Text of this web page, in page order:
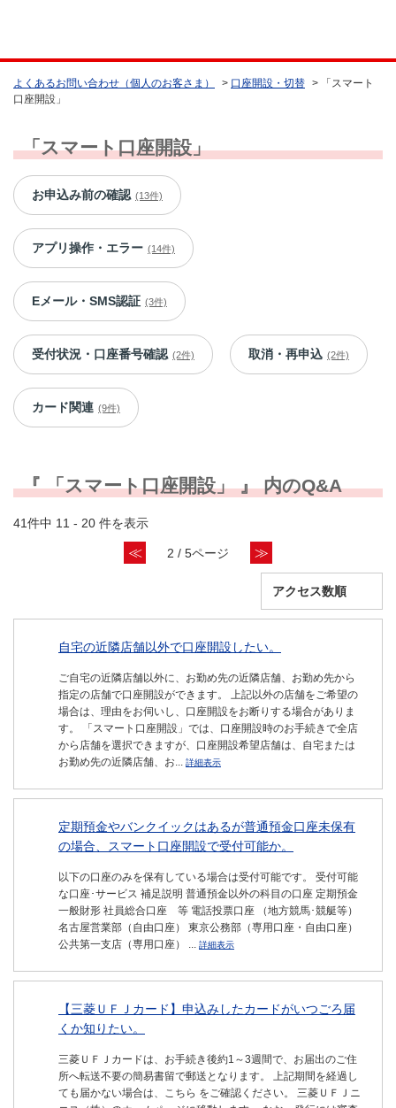
よくあるお問い合わせ（個人のお客さま） > 口座開設・切替 >
「スマート
口座開設」
「スマート口座開設」
お申込み前の確認 (13件)
アプリ操作・エラー (14件)
Eメール・SMS認証 (3件)
受付状況・口座番号確認 (2件) 取消・再申込 (2件)
カード関連 (9件)
『 「スマート口座開設」 』 内のQ&A
41件中 11 - 20 件を表示
≪ 2 / 5ページ ≫
自宅の近隣店舗以外で口座開設したい。
ご自宅の近隣店舗以外に、お勤め先の近隣店舗、お勤め先から
指定の店舗で口座開設ができます。 上記以外の店舗をご希望の
場合は、理由をお伺いし、口座開設をお断りする場合がありま
す。 「スマート口座開設」では、口座開設時のお手続きで全店
から店舗を選択できますが、口座開設希望店舗は、自宅または
お勤め先の近隣店舗、お... 詳細表示
定期預金やバンクイックはあるが普通預金口座未保有
の場合、スマート口座開設で受付可能か。
以下の口座のみを保有している場合は受付可能です。 受付可能
な口座･サービス 補足説明 普通預金以外の科目の口座 定期預金
一般財形 社員総合口座 等 電話投票口座 （地方競馬･競艇等）
名古屋営業部（自由口座） 東京公務部（専用口座・自由口座）
公共第一支店（専用口座） ... 詳細表示
【三菱ＵＦＪカード】申込みしたカードがいつごろ届
くか知りたい。
三菱ＵＦＪカードは、お手続き後約1～3週間で、お届出のご住
所へ転送不要の簡易書留で郵送となります。 上記期間を経過し
ても届かない場合は、こちら をご確認ください。 三菱ＵＦＪニ